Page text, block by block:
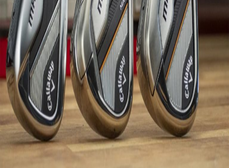
ABOUT US MyGolfSpyJapanとは？